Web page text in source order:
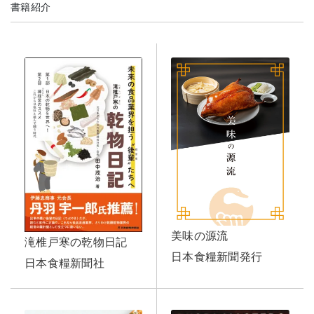
書籍紹介
滝椎戸寒の乾物日記
日本食糧新聞社
美味の源流
日本食糧新聞発行